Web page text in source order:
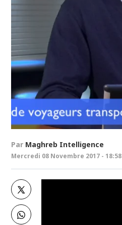
Par Maghreb Intelligence
Mercredi 08 Novembre 2017 - 18:58